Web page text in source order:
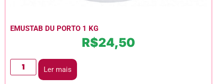
EMUSTAB DU PORTO 1 KG
R$24,50
Ler mais